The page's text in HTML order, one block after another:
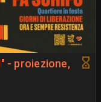
- proiezione,